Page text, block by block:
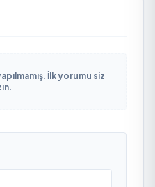
İlk yorumu siz